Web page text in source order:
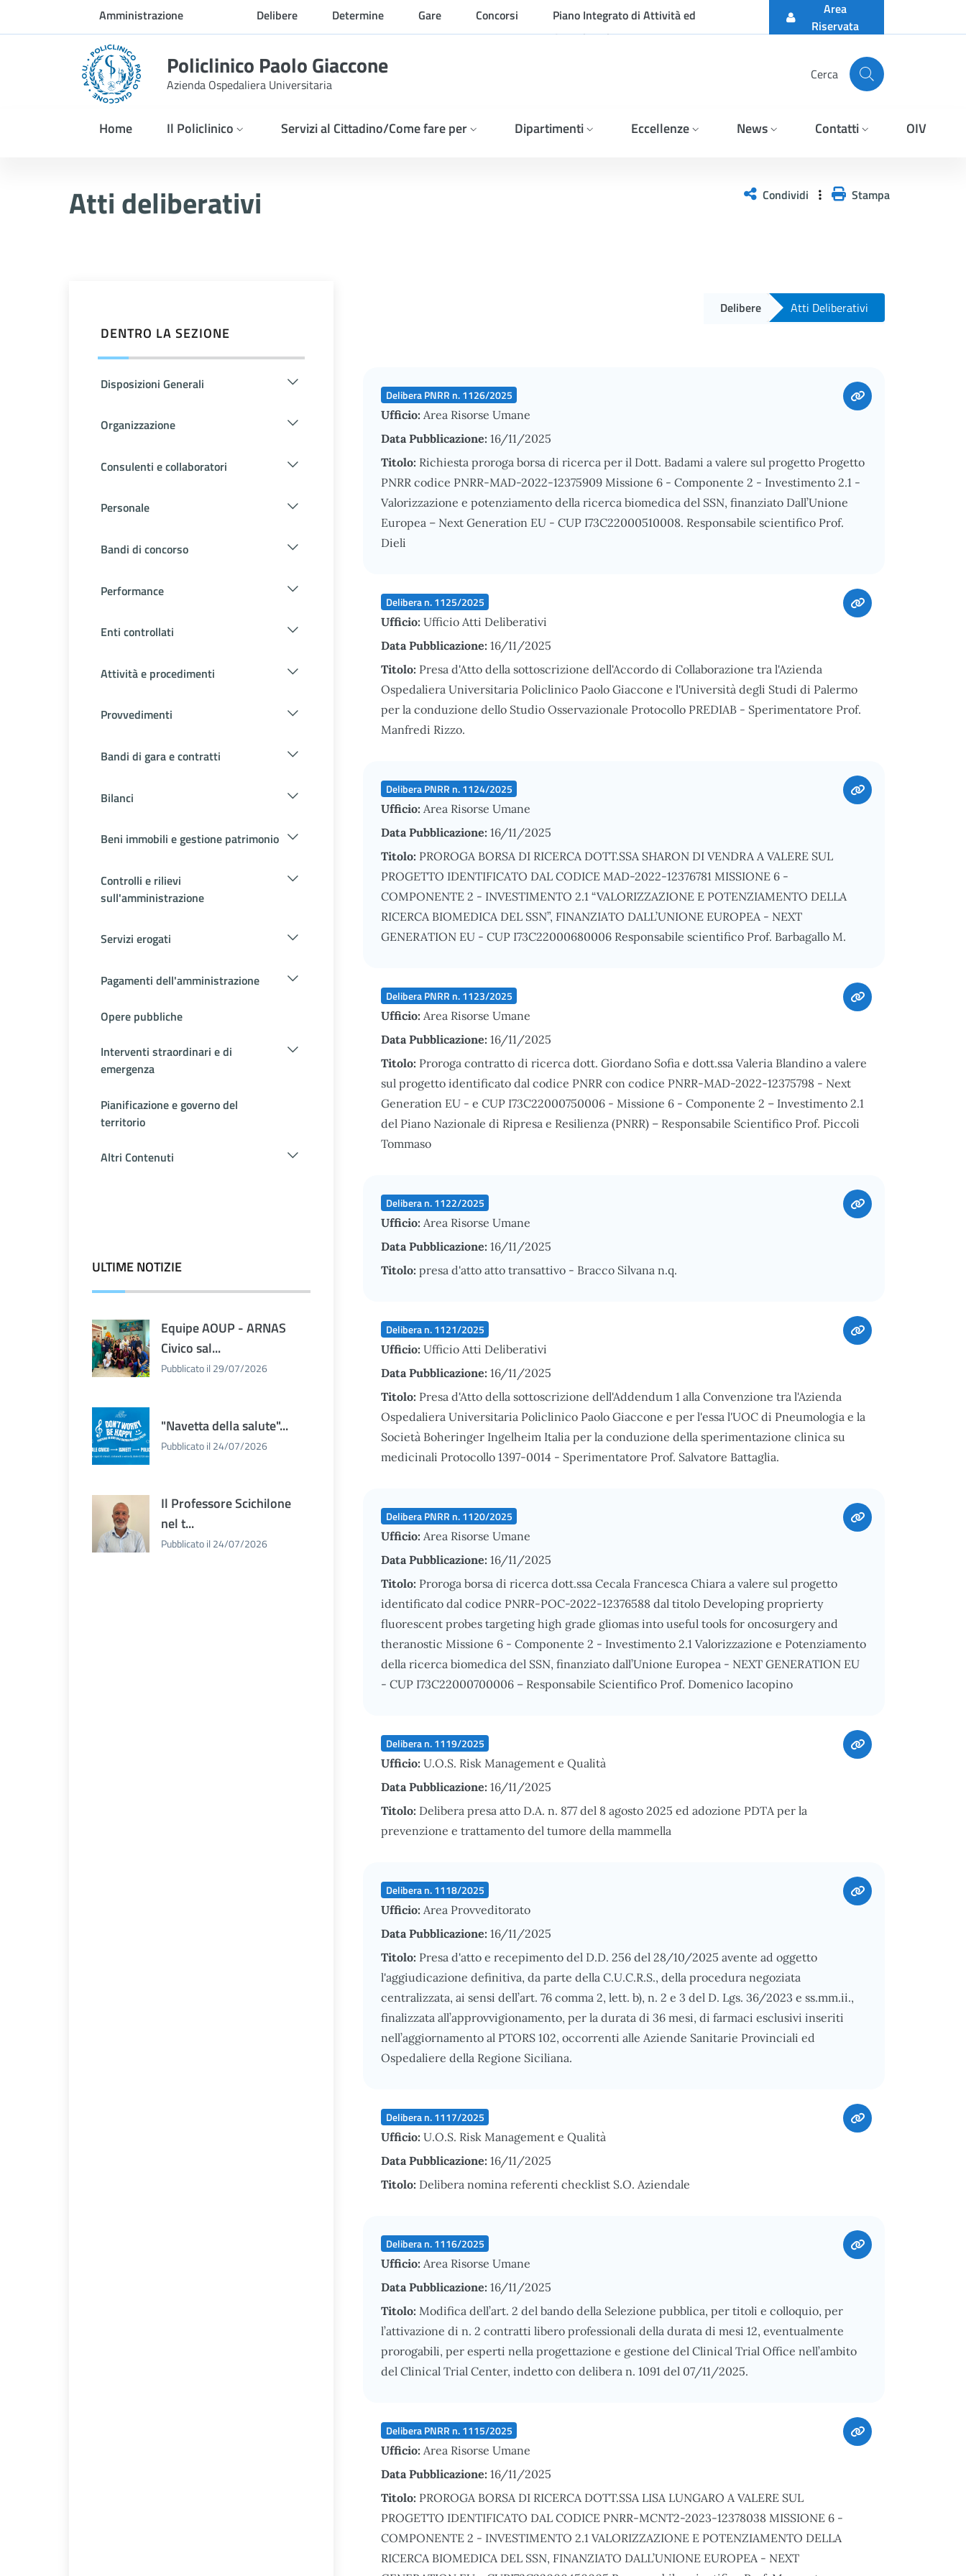
Skip to Main ContentAmministrazione
trasparente
Delibere Determine Gare Concorsi
Piano Integrato di Attività ed
Organizzazione
Area
Riservata
Policlinico Paolo Giaccone
Azienda Ospedaliera Universitaria
Cerca
Home Il Policlinico Servizi al Cittadino/Come fare per Dipartimenti Eccellenze News Contatti OIV
Atti deliberativi Condividi Stampa
DENTRO LA SEZIONE
Disposizioni Generali
Organizzazione
Consulenti e collaboratori
Personale
Bandi di concorso
Performance
Enti controllati
Attività e procedimenti
Provvedimenti
Bandi di gara e contratti
Bilanci
Beni immobili e gestione patrimonio
Controlli e rilievi
sull'amministrazione
Servizi erogati
Pagamenti dell'amministrazione
Opere pubbliche
Interventi straordinari e di
emergenza
Pianificazione e governo del
territorio
Altri Contenuti
ULTIME NOTIZIE
Equipe AOUP - ARNAS
Civico sal...
Pubblicato il 29/07/2026
"Navetta della salute"...
Pubblicato il 24/07/2026
Il Professore Scichilone
nel t...
Pubblicato il 24/07/2026
Delibere Atti Deliberativi
Delibera PNRR n. 1126/2025
Ufficio: Area Risorse Umane
Data Pubblicazione: 16/11/2025
Titolo: Richiesta proroga borsa di ricerca per il Dott. Badami a valere sul progetto Progetto
PNRR codice PNRR-MAD-2022-12375909 Missione 6 - Componente 2 - Investimento 2.1 -
Valorizzazione e potenziamento della ricerca biomedica del SSN, finanziato Dall’Unione
Europea – Next Generation EU - CUP I73C22000510008. Responsabile scientifico Prof.
Dieli
Delibera n. 1125/2025
Ufficio: Ufficio Atti Deliberativi
Data Pubblicazione: 16/11/2025
Titolo: Presa d'Atto della sottoscrizione dell'Accordo di Collaborazione tra l'Azienda
Ospedaliera Universitaria Policlinico Paolo Giaccone e l'Università degli Studi di Palermo
per la conduzione dello Studio Osservazionale Protocollo PREDIAB - Sperimentatore Prof.
Manfredi Rizzo.
Delibera PNRR n. 1124/2025
Ufficio: Area Risorse Umane
Data Pubblicazione: 16/11/2025
Titolo: PROROGA BORSA DI RICERCA DOTT.SSA SHARON DI VENDRA A VALERE SUL
PROGETTO IDENTIFICATO DAL CODICE MAD-2022-12376781 MISSIONE 6 -
COMPONENTE 2 - INVESTIMENTO 2.1 “VALORIZZAZIONE E POTENZIAMENTO DELLA
RICERCA BIOMEDICA DEL SSN”, FINANZIATO DALL’UNIONE EUROPEA - NEXT
GENERATION EU - CUP I73C22000680006 Responsabile scientifico Prof. Barbagallo M.
Delibera PNRR n. 1123/2025
Ufficio: Area Risorse Umane
Data Pubblicazione: 16/11/2025
Titolo: Proroga contratto di ricerca dott. Giordano Sofia e dott.ssa Valeria Blandino a valere
sul progetto identificato dal codice PNRR con codice PNRR-MAD-2022-12375798 - Next
Generation EU - e CUP I73C22000750006 - Missione 6 - Componente 2 – Investimento 2.1
del Piano Nazionale di Ripresa e Resilienza (PNRR) – Responsabile Scientifico Prof. Piccoli
Tommaso
Delibera n. 1122/2025
Ufficio: Area Risorse Umane
Data Pubblicazione: 16/11/2025
Titolo: presa d'atto atto transattivo - Bracco Silvana n.q.
Delibera n. 1121/2025
Ufficio: Ufficio Atti Deliberativi
Data Pubblicazione: 16/11/2025
Titolo: Presa d'Atto della sottoscrizione dell'Addendum 1 alla Convenzione tra l'Azienda
Ospedaliera Universitaria Policlinico Paolo Giaccone e per l'essa l'UOC di Pneumologia e la
Società Boheringer Ingelheim Italia per la conduzione della sperimentazione clinica su
medicinali Protocollo 1397-0014 - Sperimentatore Prof. Salvatore Battaglia.
Delibera PNRR n. 1120/2025
Ufficio: Area Risorse Umane
Data Pubblicazione: 16/11/2025
Titolo: Proroga borsa di ricerca dott.ssa Cecala Francesca Chiara a valere sul progetto
identificato dal codice PNRR-POC-2022-12376588 dal titolo Developing proprierty
fluorescent probes targeting high grade gliomas into useful tools for oncosurgery and
theranostic Missione 6 - Componente 2 - Investimento 2.1 Valorizzazione e Potenziamento
della ricerca biomedica del SSN, finanziato dall’Unione Europea - NEXT GENERATION EU
- CUP I73C22000700006 – Responsabile Scientifico Prof. Domenico Iacopino
Delibera n. 1119/2025
Ufficio: U.O.S. Risk Management e Qualità
Data Pubblicazione: 16/11/2025
Titolo: Delibera presa atto D.A. n. 877 del 8 agosto 2025 ed adozione PDTA per la
prevenzione e trattamento del tumore della mammella
Delibera n. 1118/2025
Ufficio: Area Provveditorato
Data Pubblicazione: 16/11/2025
Titolo: Presa d'atto e recepimento del D.D. 256 del 28/10/2025 avente ad oggetto
l'aggiudicazione definitiva, da parte della C.U.C.R.S., della procedura negoziata
centralizzata, ai sensi dell’art. 76 comma 2, lett. b), n. 2 e 3 del D. Lgs. 36/2023 e ss.mm.ii.,
finalizzata all’approvvigionamento, per la durata di 36 mesi, di farmaci esclusivi inseriti
nell’aggiornamento al PTORS 102, occorrenti alle Aziende Sanitarie Provinciali ed
Ospedaliere della Regione Siciliana.
Delibera n. 1117/2025
Ufficio: U.O.S. Risk Management e Qualità
Data Pubblicazione: 16/11/2025
Titolo: Delibera nomina referenti checklist S.O. Aziendale
Delibera n. 1116/2025
Ufficio: Area Risorse Umane
Data Pubblicazione: 16/11/2025
Titolo: Modifica dell’art. 2 del bando della Selezione pubblica, per titoli e colloquio, per
l’attivazione di n. 2 contratti libero professionali della durata di mesi 12, eventualmente
prorogabili, per esperti nella progettazione e gestione del Clinical Trial Office nell’ambito
del Clinical Trial Center, indetto con delibera n. 1091 del 07/11/2025.
Delibera PNRR n. 1115/2025
Ufficio: Area Risorse Umane
Data Pubblicazione: 16/11/2025
Titolo: PROROGA BORSA DI RICERCA DOTT.SSA LISA LUNGARO A VALERE SUL
PROGETTO IDENTIFICATO DAL CODICE PNRR-MCNT2-2023-12378038 MISSIONE 6 -
COMPONENTE 2 - INVESTIMENTO 2.1 VALORIZZAZIONE E POTENZIAMENTO DELLA
RICERCA BIOMEDICA DEL SSN, FINANZIATO DALL’UNIONE EUROPEA - NEXT